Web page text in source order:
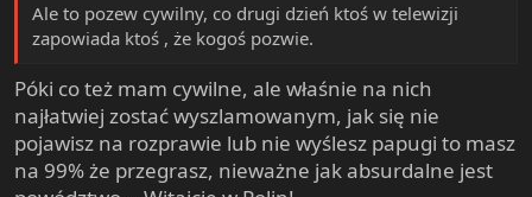
Ale to pozew cywilny, co drugi dzień ktoś w telewizji
zapowiada ktoś , że kogoś pozwie.
Póki co też mam cywilne, ale właśnie na nich
najłatwiej zostać wyszlamowanym, jak się nie
pojawisz na rozprawie lub nie wyślesz papugi to masz
na 99% że przegrasz, nieważne jak absurdalne jest